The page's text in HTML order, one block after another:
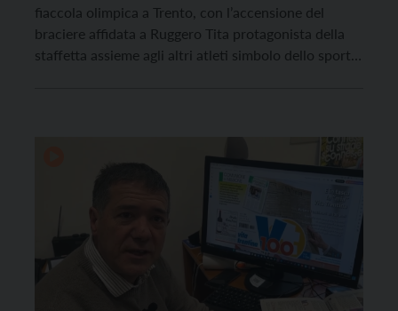
fiaccola olimpica a Trento, con l’accensione del
braciere affidata a Ruggero Tita protagonista della
staffetta assieme agli altri atleti simbolo dello sport